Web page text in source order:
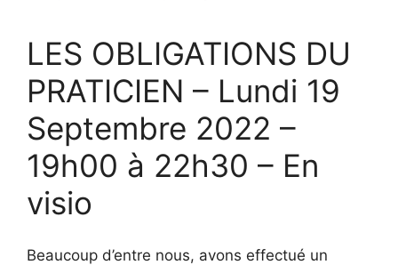
LES OBLIGATIONS DU
PRATICIEN – Lundi 19
Septembre 2022 –
19h00 à 22h30 – En
visio
Beaucoup d’entre nous, avons effectué un